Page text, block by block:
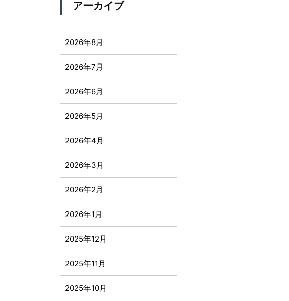
アーカイブ
2026年8月
2026年7月
2026年6月
2026年5月
2026年4月
2026年3月
2026年2月
2026年1月
2025年12月
2025年11月
2025年10月